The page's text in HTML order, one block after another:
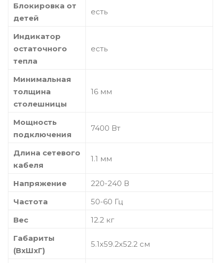
Блокировка от
детей
есть
Индикатор
остаточного
тепла
есть
Минимальная
толщина
столешницы
16 мм
Мощность
подключения
7400 Вт
Длина сетевого
кабеля
1.1 мм
Напряжение
220-240 В
Частота
50-60 Гц
Вес
12.2 кг
Габариты
(ВхШхГ)
5.1х59.2х52.2 см